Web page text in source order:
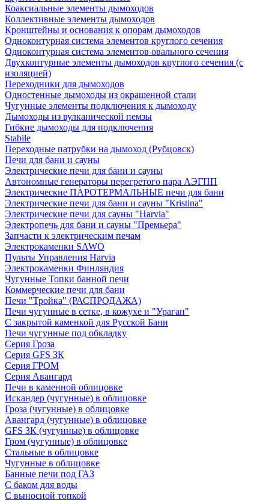
Коаксиальные элементы дымоходов
Коллективные элементы дымоходов
Кронштейны и основания к опорам дымоходов
Одноконтурная система элементов круглого сечения
Одноконтурная система элементов овального сечения
Двухконтурные элементы дымоходов круглого сечения (с
изоляцией)
Переходники для дымоходов
Одностенные дымоходы из окрашенной стали
Чугунные элементы подключения к дымоходу
Дымоходы из вулканической пемзы
Гибкие дымоходы для подключения
Stabile
Переходные патрубки на дымоход (Рубцовск)
Печи для бани и сауны
Электрические печи для бани и сауны
Автономные генераторы перегретого пара АЭГПП
Электрические ПАРОТЕРМАЛЬНЫЕ печи для бани
Электрические печи для бани и сауны "Кristina"
Электрические печи для сауны "Harvia"
Электропечь для бани и сауны "Премьера"
Запчасти к электрическим печам
Электрокаменки SAWO
Пульты Управления Harvia
Электрокаменки Финляндия
Чугунные Топки банной печи
Коммерческие печи для бани
Печи "Тройка" (РАСПРОДАЖА)
Печи чугунные в сетке, в кожухе и "Ураган"
С закрытой каменкой для Русской Бани
Печи чугунные под обкладку
Серия Гроза
Серия GFS ЗК
Серия ГРОМ
Серия Авангард
Печи в каменной облицовке
Искандер (чугунные) в облицовке
Гроза (чугунные) в облицовке
Авангард (чугунные) в облицовке
GFS ЗК (чугунные) в облицовке
Гром (чугунные) в облицовке
Стальные в облицовке
Чугунные в облицовке
Банные печи под ГАЗ
С баком для воды
С выносной топкой